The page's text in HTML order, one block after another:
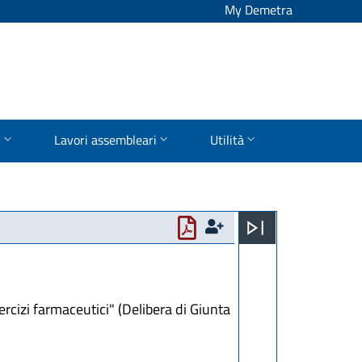
My Demetra
Lavori assembleari Utilità
farmaceutici" (Delibera di Giunta